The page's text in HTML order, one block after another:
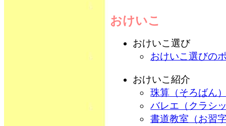
おけいこ
おけいこ選び
おけいこ選びの
おけいこ紹介
珠算（そろばん
バレエ（クラシ
書道教室（お習